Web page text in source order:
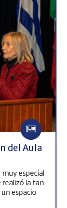
del Aula
especial
realizó la tan
espacio